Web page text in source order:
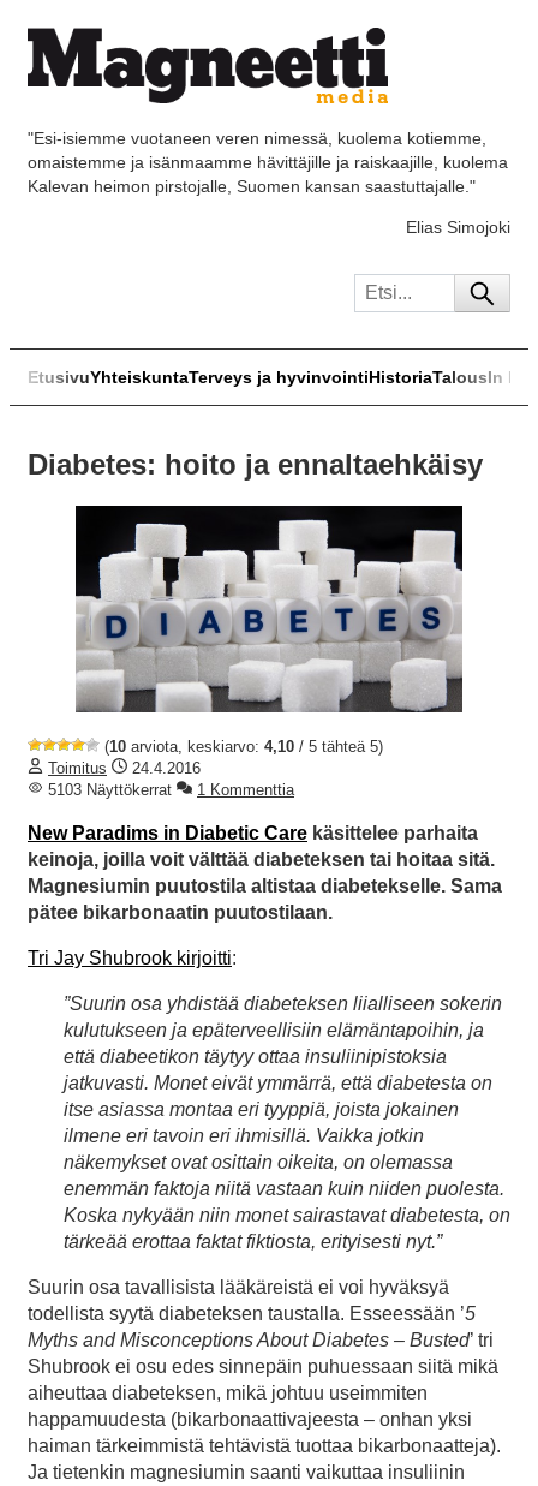
"Esi-isiemme vuotaneen veren nimessä, kuolema kotiemme,
omaistemme ja isänmaamme hävittäjille ja raiskaajille, kuolema
Kalevan heimon pirstojalle, Suomen kansan saastuttajalle."
Elias Simojoki
EtusivuYhteiskuntaTerveys ja hyvinvointiHistoriaTalousIn
Diabetes: hoito ja ennaltaehkäisy
(10 arviota, keskiarvo: 4,10 / 5 tähteä 5)
Toimitus
24.4.2016
5103 Näyttökerrat
1 Kommenttia
New Paradims in Diabetic Care käsittelee parhaita
keinoja, joilla voit välttää diabeteksen tai hoitaa sitä.
Magnesiumin puutostila altistaa diabetekselle. Sama
pätee bikarbonaatin puutostilaan.
Tri Jay Shubrook kirjoitti:
”Suurin osa yhdistää diabeteksen liialliseen sokerin
kulutukseen ja epäterveellisiin elämäntapoihin, ja
että diabeetikon täytyy ottaa insuliinipistoksia
jatkuvasti. Monet eivät ymmärrä, että diabetesta on
itse asiassa montaa eri tyyppiä, joista jokainen
ilmene eri tavoin eri ihmisillä. Vaikka jotkin
näkemykset ovat osittain oikeita, on olemassa
enemmän faktoja niitä vastaan kuin niiden puolesta.
Koska nykyään niin monet sairastavat diabetesta, on
tärkeää erottaa faktat fiktiosta, erityisesti nyt.”
Suurin osa tavallisista lääkäreistä ei voi hyväksyä
todellista syytä diabeteksen taustalla. Esseessään ’5
Myths and Misconceptions About Diabetes – Busted’ tri
Shubrook ei osu edes sinnepäin puhuessaan siitä mikä
aiheuttaa diabeteksen, mikä johtuu useimmiten
happamuudesta (bikarbonaattivajeesta – onhan yksi
haiman tärkeimmistä tehtävistä tuottaa bikarbonaatteja).
Ja tietenkin magnesiumin saanti vaikuttaa insuliinin